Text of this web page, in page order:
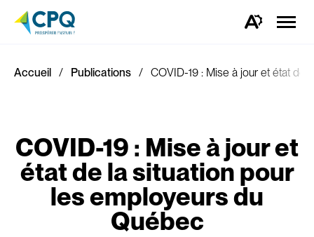
Ouvrez
d'accessibilité.
la
Accueil Publications COVID-19 : Mise à jour et état de
COVID-19 : Mise à jour et
état de la situation pour
les employeurs du
Québec